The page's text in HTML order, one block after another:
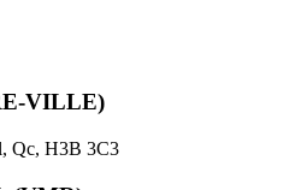
VILLE)
Qc, H3B 3C3